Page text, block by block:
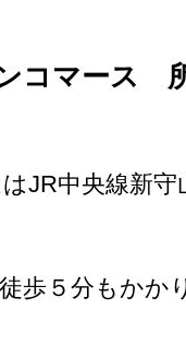
コマース
JR中央線新守
歩５分もかか